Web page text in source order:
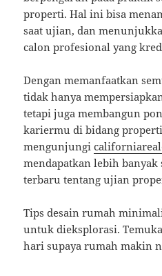
properti. Hal ini bisa
saat ujian, dan
calon profesional yang
Dengan memanfaatkan
tidak hanya
tetapi juga membangun
kariermu di bidang
mengunjungi
mendapatkan lebih
terbaru tentang ujian
Tips desain rumah
untuk dieksplorasi.
hari supaya rumah makin